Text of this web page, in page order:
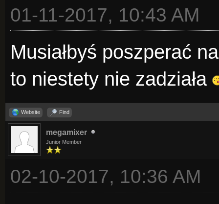
01-11-2017, 10:43 AM
Musiałbyś poszperać
to niestety nie zadziała
Website Find
megamixer
Junior Member
02-10-2017, 10:36 AM